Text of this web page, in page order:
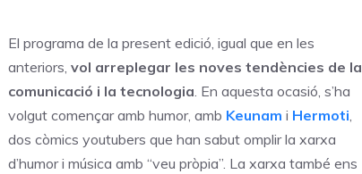
El programa de la present edició, igual que en les
anteriors, vol arreplegar les noves tendències de la
comunicació i la tecnologia. En aquesta ocasió, s’ha
volgut començar amb humor, amb Keunam i Hermoti,
dos còmics youtubers que han sabut omplir la xarxa
d’humor i música amb “veu pròpia”. La xarxa també ens